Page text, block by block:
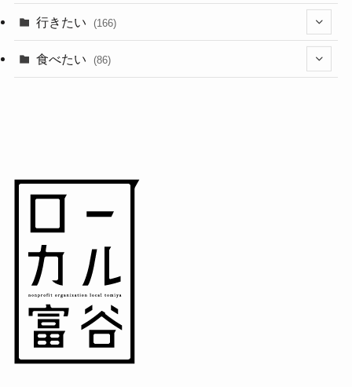
(1)
(10)
(11)
行きたい (166)
(18)
食べたい (86)